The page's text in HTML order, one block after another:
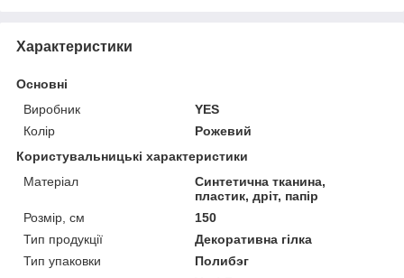
Характеристики
Основні
Виробник
YES
Колір
Рожевий
Користувальницькі характеристики
Матеріал
Синтетична тканина,
пластик, дріт, папір
Розмір, см
150
Тип продукції
Декоративна гілка
Тип упаковки
Полибэг